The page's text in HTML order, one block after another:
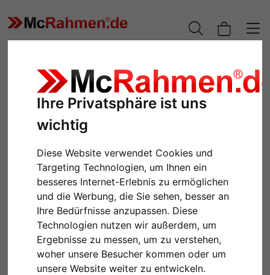
Ihre Privatsphäre ist uns
wichtig
Diese Website verwendet Cookies und
Targeting Technologien, um Ihnen ein
besseres Internet-Erlebnis zu ermöglichen
und die Werbung, die Sie sehen, besser an
Ihre Bedürfnisse anzupassen. Diese
Technologien nutzen wir außerdem, um
Ergebnisse zu messen, um zu verstehen,
woher unsere Besucher kommen oder um
unsere Website weiter zu entwickeln.
Zurück